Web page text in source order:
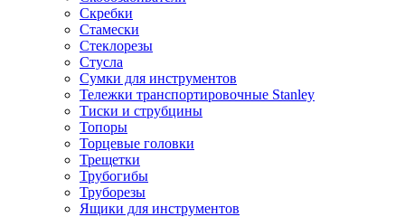
Скребки
Стамески
Стеклорезы
Стусла
Сумки для инструментов
Тележки транспортировочные Stanley
Тиски и струбцины
Топоры
Торцевые головки
Трещетки
Трубогибы
Труборезы
Ящики для инструментов